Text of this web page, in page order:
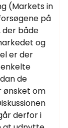
(Markets in
på
både
og
er der
de
om
derfor i